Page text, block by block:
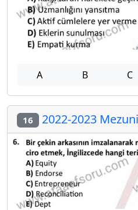
A B C
16 2022-2023